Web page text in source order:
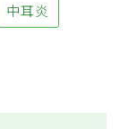
中耳炎